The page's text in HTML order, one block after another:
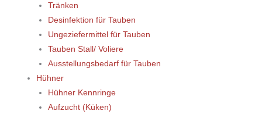
Tränken
Desinfektion für Tauben
Ungeziefermittel für Tauben
Tauben Stall/ Voliere
Ausstellungsbedarf für Tauben
Hühner
Hühner Kennringe
Aufzucht (Küken)